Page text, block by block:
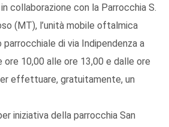
collaborazione con la Parrocchia S.
(MT), l’unità mobile oftalmica
di via Indipendenza a
ore 10,00 alle ore 13,00 e dalle ore
effettuare, gratuitamente, un
iniziativa della parrocchia San